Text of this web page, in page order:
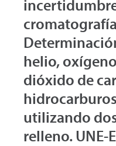
helio,
dióxido de
utilizando
relleno. UNE-